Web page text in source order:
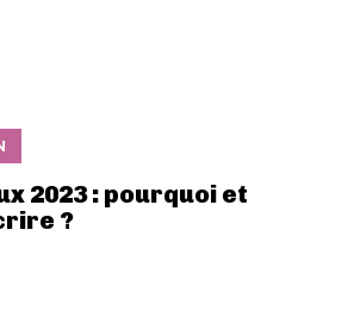
2023 : pourquoi et
?